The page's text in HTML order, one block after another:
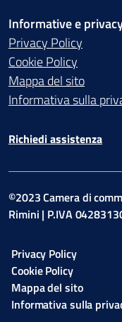
Informative e
Privacy Policy
Cookie Policy
Mappa del sito
Informativa sulla
Richiedi assistenza
©2023 Camera di
Rimini | P.IVA
Privacy Policy
Cookie Policy
Mappa del sito
Informativa sulla